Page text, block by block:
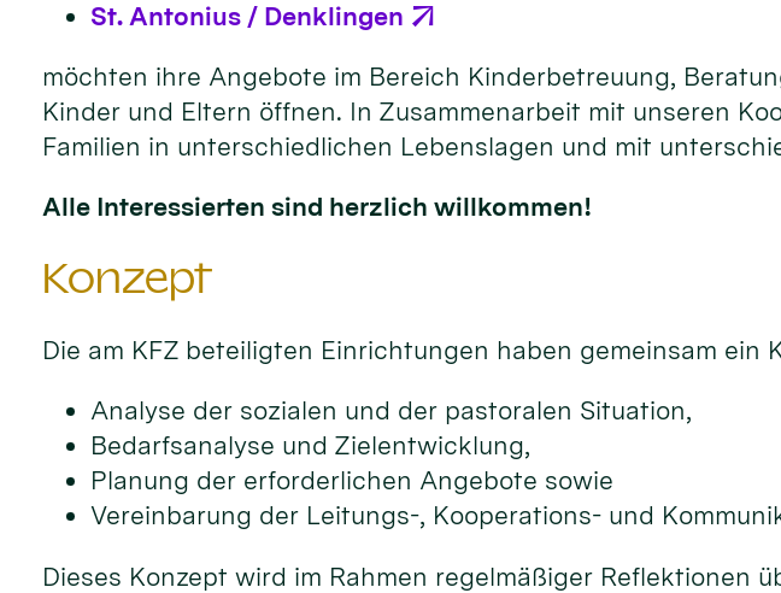
St. Antonius / Denklingen
möchten ihre Angebote im Bereich Kinderbetreuung,
Kinder und Eltern öffnen. In Zusammenarbeit mit unseren
Familien in unterschiedlichen Lebenslagen und mit
Alle Interessierten sind herzlich willkommen!
Konzept
Die am KFZ beteiligten Einrichtungen haben gemeinsam
Analyse der sozialen und der pastoralen Situation,
Bedarfsanalyse und Zielentwicklung,
Planung der erforderlichen Angebote sowie
Vereinbarung der Leitungs-, Kooperations- und
Dieses Konzept wird im Rahmen regelmäßiger